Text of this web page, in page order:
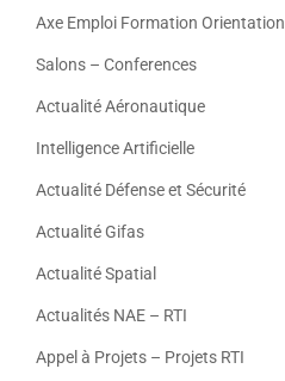
Axe Emploi Formation Orientation
Salons – Conferences
Actualité Aéronautique
Intelligence Artificielle
Actualité Défense et Sécurité
Actualité Gifas
Actualité Spatial
Actualités NAE – RTI
Appel à Projets – Projets RTI